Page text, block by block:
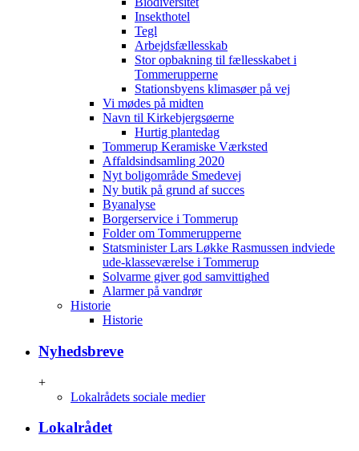
Insekthotel
Tegl
Arbejdsfællesskab
Stor opbakning til fællesskabet i
Tommerupperne
Stationsbyens klimasøer på vej
Vi mødes på midten
Navn til Kirkebjergsøerne
Hurtig plantedag
Tommerup Keramiske Værksted
Affaldsindsamling 2020
Nyt boligområde Smedevej
Ny butik på grund af succes
Byanalyse
Borgerservice i Tommerup
Folder om Tommerupperne
Statsminister Lars Løkke Rasmussen indviede
ude-klasseværelse i Tommerup
Solvarme giver god samvittighed
Alarmer på vandrør
Historie
Historie
Nyhedsbreve
+
Lokalrådets sociale medier
Lokalrådet